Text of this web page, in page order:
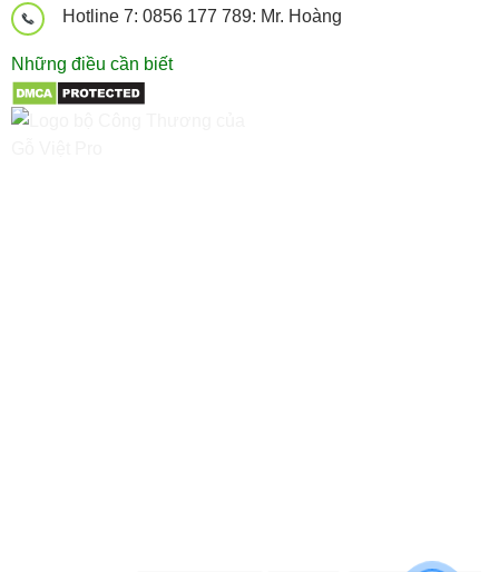
Hotline 7: 0856 177 789: Mr. Hoàng
Những điều cần biết